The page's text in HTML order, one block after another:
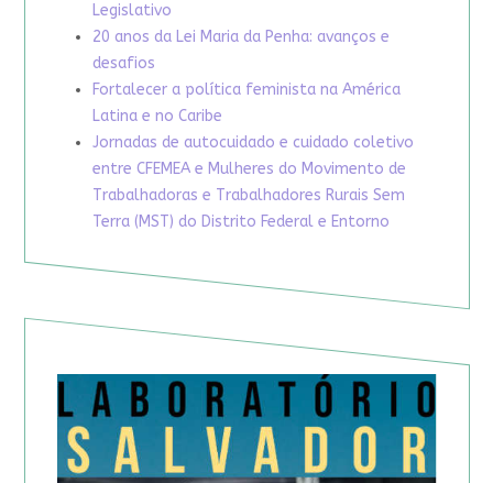
Legislativo
20 anos da Lei Maria da Penha: avanços e
desafios
Fortalecer a política feminista na América
Latina e no Caribe
Jornadas de autocuidado e cuidado coletivo
entre CFEMEA e Mulheres do Movimento de
Trabalhadoras e Trabalhadores Rurais Sem
Terra (MST) do Distrito Federal e Entorno